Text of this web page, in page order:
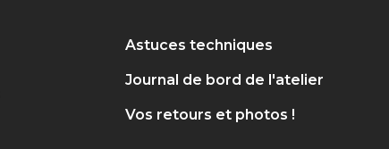
Astuces techniques
Journal de bord de l'atelier
Vos retours et photos !